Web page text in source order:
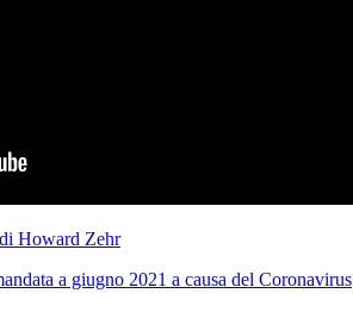
Howard Zehr
a giugno 2021 a causa del Coronavirus